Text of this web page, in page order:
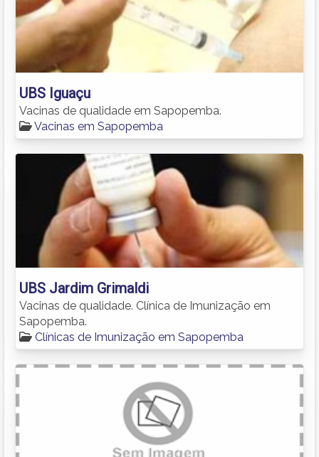
UBS Iguaçu
Vacinas de qualidade em Sapopemba.
Vacinas em Sapopemba
UBS Jardim Grimaldi
Vacinas de qualidade. Clínica de Imunização em
Sapopemba.
Clínicas de Imunização em Sapopemba